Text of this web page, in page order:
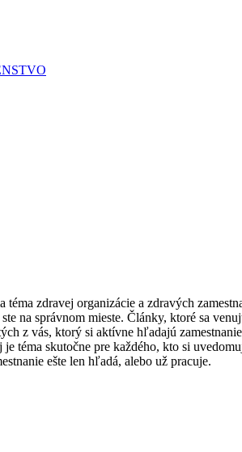
téma zdravej organizácie a zdravých
na správnom mieste. Články, ktoré sa
z vás, ktorý si aktívne hľadajú
téma skutočne pre každého, kto si
ešte len hľadá, alebo už pracuje.